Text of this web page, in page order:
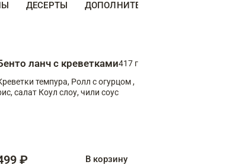
ДЕСЕРТЫ ДОПОЛНИТЕЛЬНО
ланч с креветками417 г
темпура, Ролл с огурцом ,
салат Коул слоу, чили соус
₽ В корзину